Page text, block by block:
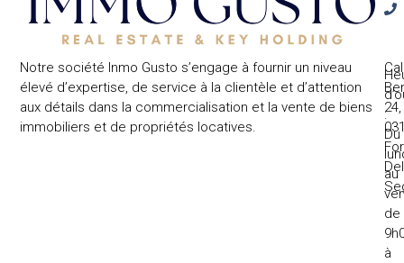
Notre société Inmo Gusto s’engage à fournir un niveau
élevé d’expertise, de service à la clientèle et d’attention
aux détails dans la commercialisation et la vente de biens
immobiliers et de propriétés locatives.
:
Du
au
de
à
24,
Del